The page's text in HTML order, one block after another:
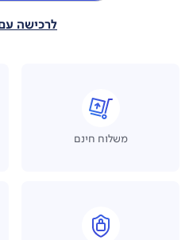
לרכישה
משלוח חינם